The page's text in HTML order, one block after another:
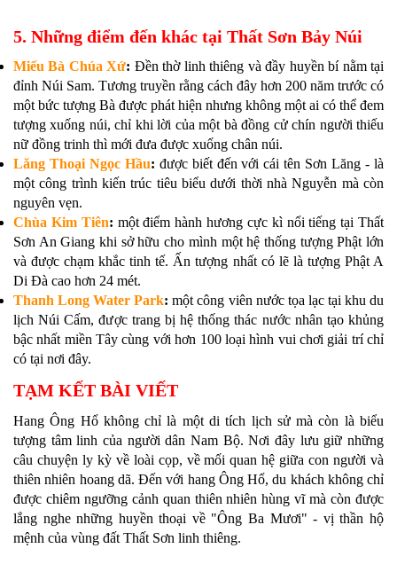
5. Những điểm đến khác tại Thất Sơn Bảy Núi
Miếu Bà Chúa Xứ: Đền thờ linh thiêng và đầy huyền bí nằm tại
đỉnh Núi Sam. Tương truyền rằng cách đây hơn 200 năm trước có
một bức tượng Bà được phát hiện nhưng không một ai có thể đem
tượng xuống núi, chỉ khi lời của một bà đồng cử chín người thiếu
nữ đồng trinh thì mới đưa được xuống chân núi.
Lăng Thoại Ngọc Hầu: được biết đến với cái tên Sơn Lăng - là
một công trình kiến trúc tiêu biểu dưới thời nhà Nguyễn mà còn
nguyên vẹn.
Chùa Kim Tiên: một điểm hành hương cực kì nổi tiếng tại Thất
Sơn An Giang khi sở hữu cho mình một hệ thống tượng Phật lớn
và được chạm khắc tinh tế. Ấn tượng nhất có lẽ là tượng Phật A
Di Đà cao hơn 24 mét.
Thanh Long Water Park:một công viên nước tọa lạc tại khu du
lịch Núi Cấm, được trang bị hệ thống thác nước nhân tạo khủng
bậc nhất miền Tây cùng với hơn 100 loại hình vui chơi giải trí chỉ
có tại nơi đây.
TẠM KẾT BÀI VIẾT
Hang Ông Hổ không chỉ là một di tích lịch sử mà còn là biểu
tượng tâm linh của người dân Nam Bộ. Nơi đây lưu giữ những
câu chuyện ly kỳ về loài cọp, về mối quan hệ giữa con người và
thiên nhiên hoang dã. Đến với hang Ông Hổ, du khách không chỉ
được chiêm ngưỡng cảnh quan thiên nhiên hùng vĩ mà còn được
lắng nghe những huyền thoại về "Ông Ba Mươi" - vị thần hộ
mệnh của vùng đất Thất Sơn linh thiêng.